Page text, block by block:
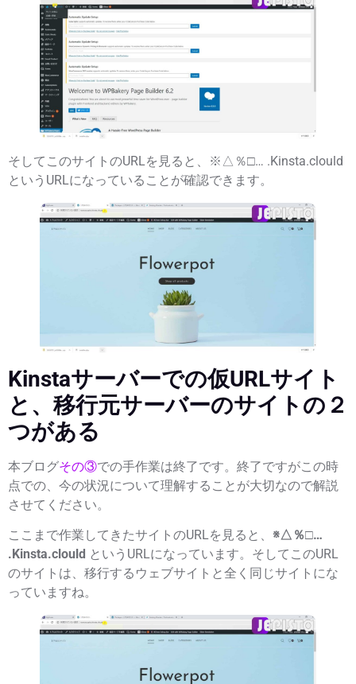
そしてこのサイトのURLを見ると、
※△％□… .Kinsta.clould
というURLになっていることが確認できます。
Kinstaサーバーでの仮URLサイト
と、移行元サーバーのサイトの２
つがある
本ブログその③での手作業は終了です。終了ですがこの時
点での、 今の状況について理解することが大切なので解説
させてください。
ここまで作業してきたサイトのURLを見ると、 ※△％□…
.Kinsta.clould というURLになっています。そしてこのURL
のサイトは、移行するウェブサイトと全く同じサイトにな
っていますね。